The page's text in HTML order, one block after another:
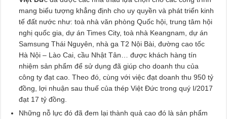
mang biểu tượng khẳng định cho uy quyền và phát triển kinh
tế đất nước như: toà nhà văn phòng Quốc hội, trung tâm hội
nghị quốc gia, dự án Times City, toà nhà Keangnam, dự án
Samsung Thái Nguyên, nhà ga T2 Nội Bài, đường cao tốc
Hà Nội – Lào Cai, cầu Nhật Tân… được khách hàng tín
nhiệm sản phẩm để sử dụng đã giúp cho doanh thu của
công ty đạt cao. Theo đó, cùng với việc đạt doanh thu 950 tỷ
đồng, lợi nhuận sau thuế của thép Việt Đức trong quý I/2017
đạt 17 tỷ đồng.
Những nỗ lực đó đã đem lại thành quả cao đó là sản phẩm